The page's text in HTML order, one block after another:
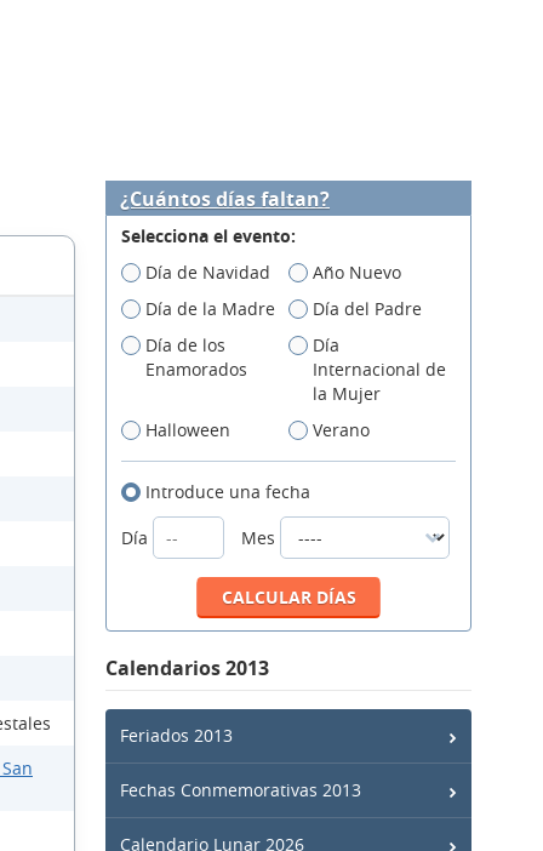
¿Cuántos días faltan?
Selecciona el evento:
Día de Navidad
Año Nuevo
Día de la Madre
Día del Padre
Día de los
Enamorados
Día
Internacional de
la Mujer
Halloween
Verano
Introduce una fecha
Día
Mes
Calendarios 2013
Feriados 2013
Fechas Conmemorativas 2013
Calendario Lunar 2026